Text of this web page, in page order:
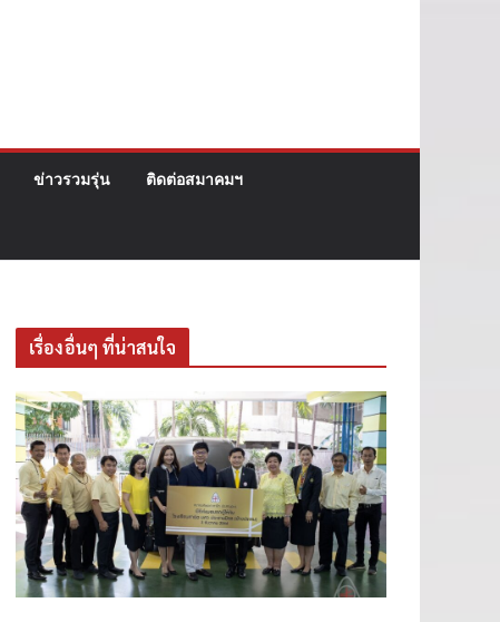
ข่าวรวมรุ่น ติดต่อสมาคมฯ
เรื่องอื่นๆ ที่น่าสนใจ